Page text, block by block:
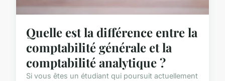
Quelle est la différence entre la
comptabilité générale et la
comptabilité analytique ?
Si vous êtes un étudiant qui poursuit actuellement